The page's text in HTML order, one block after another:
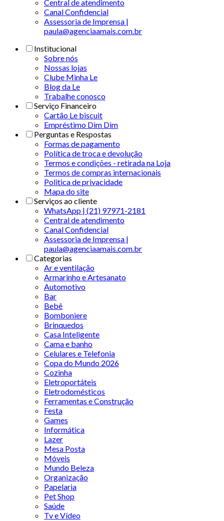
Central de atendimento
Canal Confidencial
Assessoria de Imprensa |
paula@agenciaamais.com.br
Institucional
Sobre nós
Nossas lojas
Clube Minha Le
Blog da Le
Trabalhe conosco
Serviço Financeiro
Cartão Le biscuit
Empréstimo Dim Dim
Perguntas e Respostas
Formas de pagamento
Política de troca e devolução
Termos e condições - retirada na Loja
Termos de compras internacionais
Politica de privacidade
Mapa do site
Serviços ao cliente
WhatsApp | (21) 97971-2181
Central de atendimento
Canal Confidencial
Assessoria de Imprensa |
paula@agenciaamais.com.br
Categorias
Ar e ventilação
Armarinho e Artesanato
Automotivo
Bar
Bebê
Bomboniere
Brinquedos
Casa Inteligente
Cama e banho
Celulares e Telefonia
Copa do Mundo 2026
Cozinha
Eletroportáteis
Eletrodomésticos
Ferramentas e Construção
Festa
Games
Informática
Lazer
Mesa Posta
Móveis
Mundo Beleza
Organização
Papelaria
Pet Shop
Saúde
Tv e Vídeo